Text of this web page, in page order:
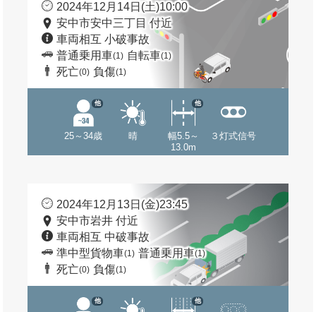
2024年12月14日(土)10:00
安中市安中三丁目 付近
車両相互 小破事故
普通乗用車(1) 自転車(1)
死亡(0) 負傷(1)
25～34歳
他
晴
幅5.5～
13.0m
他
３灯式信号
2024年12月13日(金)23:45
安中市岩井 付近
車両相互 中破事故
準中型貨物車(1) 普通乗用車(1)
死亡(0) 負傷(1)
他 他